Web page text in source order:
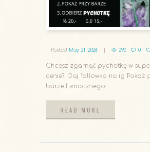
Posted May 21, 2026 290 0
Chcesz zgarnąć pychotkę w
cenie? Daj followka na ig Pokaż
barze I smacznego!
READ MORE